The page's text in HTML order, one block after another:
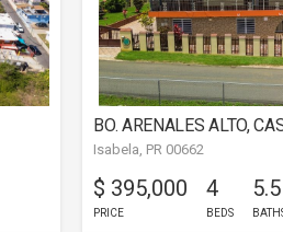
BO. ARENALES ALTO,
Isabela, PR 00662
$ 395,000
PRICE
4
BEDS
5.5